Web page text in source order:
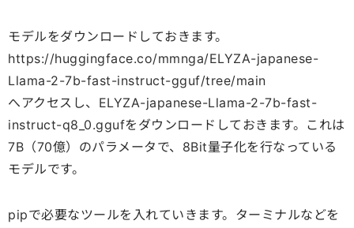
モデルをダウンロードしておきます。
https://huggingface.co/mmnga/ELYZA-japanese-
Llama-2-7b-fast-instruct-gguf/tree/main
へアクセスし、ELYZA-japanese-Llama-2-7b-fast-
instruct-q8_0.ggufをダウンロードしておきます。これは
7B（70億）のパラメータで、8Bit量子化を行なっている
モデルです。
pipで必要なツールを入れていきます。ターミナルなどを